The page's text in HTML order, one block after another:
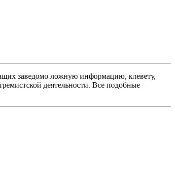
заведомо ложную информацию, клевету,
деятельности. Все подобные